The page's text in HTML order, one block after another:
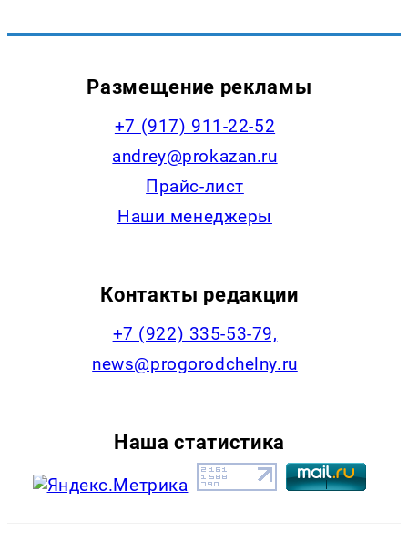
Размещение рекламы
+7 (917) 911-22-52
andrey@prokazan.ru
Прайс-лист
Наши менеджеры
Контакты редакции
+7 (922) 335-53-79,
news@progorodchelny.ru
Наша статистика